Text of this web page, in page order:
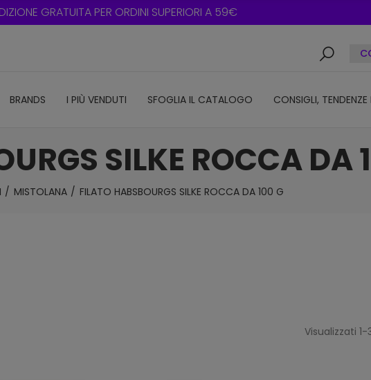
GRATUITA PER ORDINI SUPERIORI A 59€
BRANDS I PIÙ VENDUTI SFOGLIA IL CATALOGO CONSIGLI, TENDENZE
SILKE ROCCA DA
MISTOLANA FILATO HABSBOURGS SILKE ROCCA DA 100 G
Visualizzati